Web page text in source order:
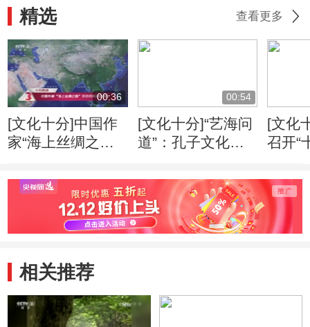
精选 查看更多
00:36
[文化十分]中国作
家“海上丝绸之
开启
00:54
[文化十分]“艺海问
道”：孔子文化形
[文化
召开“
相关推荐